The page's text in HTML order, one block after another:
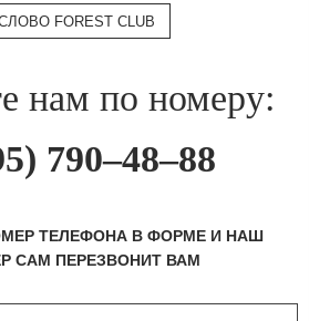
FOREST CLUB
нам по номеру:
790–48–88
ТЕЛЕФОНА В ФОРМЕ И НАШ
САМ ПЕРЕЗВОНИТ ВАМ